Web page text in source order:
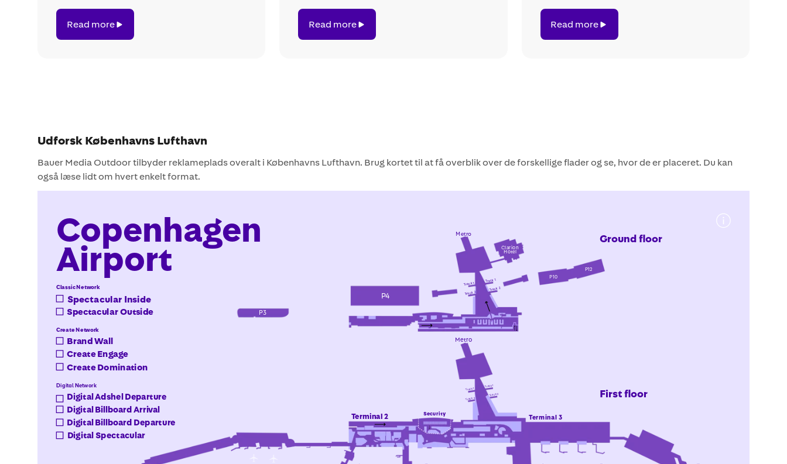
more
Read more
more
Read more
more
Read more
Udforsk Københavns Lufthavn
Bauer Media Outdoor tilbyder reklameplads overalt i Københavns Lufthavn. Brug kortet til at få overblik over de forskellige flader og se, hvor de er placeret. Du kan
også læse lidt om hvert enkelt format.